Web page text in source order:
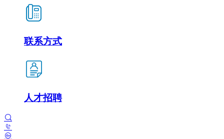
联系方式
人才招聘